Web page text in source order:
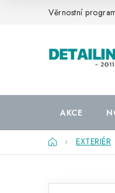
Věrnostní
AKCE
DomůEXTERIÉR